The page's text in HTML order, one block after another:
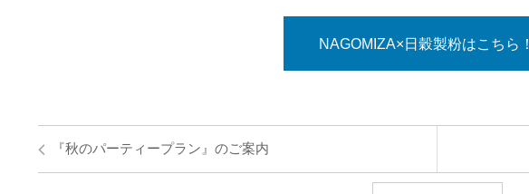
NAGOMIZA×日穀製粉はこちら！
『秋のパーティープラン』のご案内